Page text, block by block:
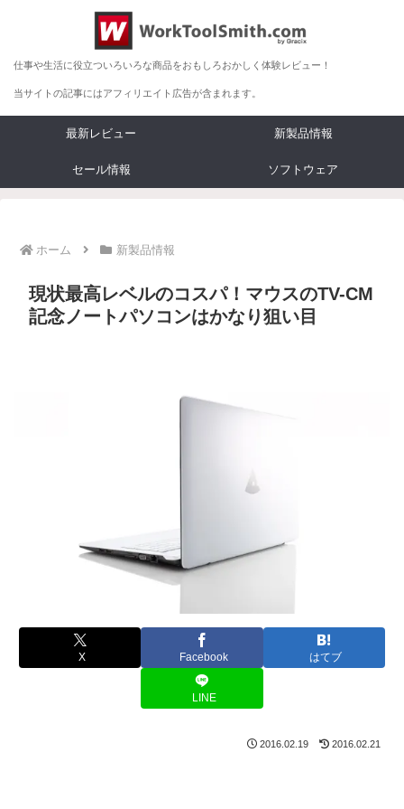
仕事や生活に役立ついろいろな商品をおもしろおかしく体験レビュー！
当サイトの記事にはアフィリエイト広告が含まれます。
最新レビュー 新製品情報
セール情報 ソフトウェア
ホーム 新製品情報
現状最高レベルのコスパ！マウスのTV-CM
記念ノートパソコンはかなり狙い目
X Facebook はてブ
LINE
2016.02.19 2016.02.21